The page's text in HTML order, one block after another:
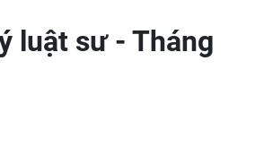
luật sư - Tháng